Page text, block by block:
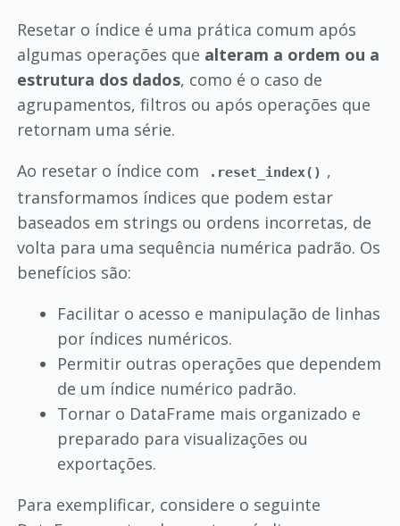
Resetar o índice é uma prática comum após
algumas operações que alteram a ordem ou a
estrutura dos dados, como é o caso de
agrupamentos, filtros ou após operações que
retornam uma série.
Ao resetar o índice com
.reset_index() ,
transformamos índices que podem estar
baseados em strings ou ordens incorretas, de
volta para uma sequência numérica padrão. Os
benefícios são:
Facilitar o acesso e manipulação de linhas
por índices numéricos.
Permitir outras operações que dependem
de um índice numérico padrão.
Tornar o DataFrame mais organizado e
preparado para visualizações ou
exportações.
Para exemplificar, considere o seguinte